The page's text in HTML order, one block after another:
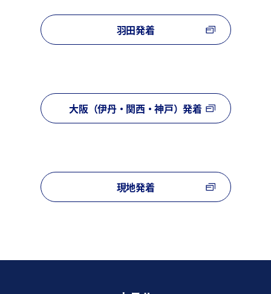
羽田発着
大阪（伊丹・関西・神戸）発着
現地発着